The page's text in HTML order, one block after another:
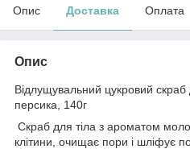
Опис Доставка Оплата
Опис
Відлущувальний цукровий скраб
персика, 140г
Скраб для тіла з ароматом
клітини, очищає пори і шліфує